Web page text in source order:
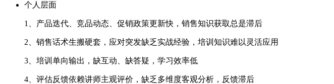
个人层面
1、产品迭代、竞品动态、促销政策更新快，销售知识获取总是滞后
2、销售话术生搬硬套，应对突发缺乏实战经验，培训知识难以灵活应用
3、培训单向输出，缺互动、缺答疑，学习效率低
4、评估反馈依赖讲师主观评价，缺乏多维度客观分析，反馈滞后